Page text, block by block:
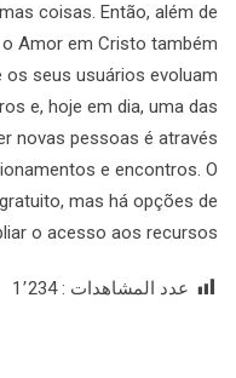
coisas. Então, além de
Amor em Cristo também
seus usuários evoluam
e, hoje em dia, uma das
novas pessoas é através
e encontros. O
mas há opções de
o acesso aos recursos.
عدد المشاهدات : 1٬234